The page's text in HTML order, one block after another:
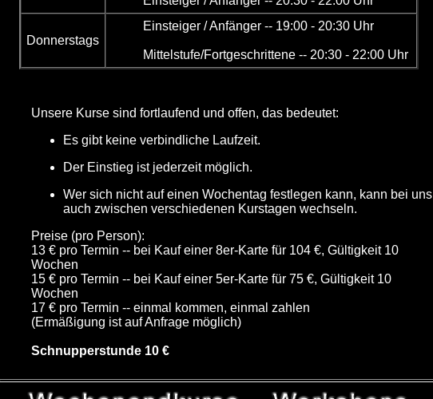
Donnerstags
Einsteiger / Anfänger -- 19:00 - 20:30 Uhr
Mittelstufe/Fortgeschrittene -- 20:30 - 22:00 Uhr
Unsere Kurse sind fortlaufend und offen, das bedeutet:
Es gibt keine verbindliche Laufzeit.
Der Einstieg ist jederzeit möglich.
Wer sich nicht auf einen Wochentag festlegen kann, kann bei uns
auch zwischen verschiedenen Kurstagen wechseln.
Preise (pro Person):
13 € pro Termin -- bei Kauf einer 8er-Karte für 104 €, Gültigkeit 10
Wochen
15 € pro Termin -- bei Kauf einer 5er-Karte für 75 €, Gültigkeit 10
Wochen
17 € pro Termin -- einmal kommen, einmal zahlen
(Ermäßigung ist auf Anfrage möglich)
Schnupperstunde 10 €